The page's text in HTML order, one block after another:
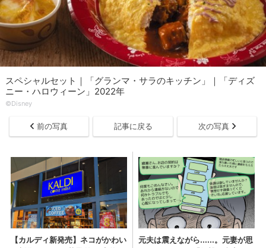
スペシャルセット｜「グランマ・サラのキッチン」｜「ディズ
ニー・ハロウィーン」2022年
©Disney
前の写真 記事に戻る 次の写真